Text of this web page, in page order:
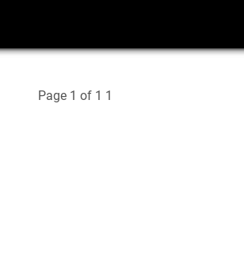
Page 1 of 1 1